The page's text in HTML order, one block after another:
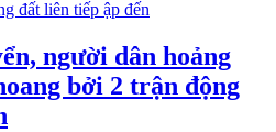
người dân hoảng
bởi 2 trận động